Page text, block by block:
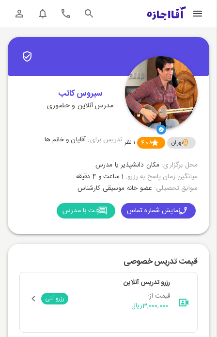
سیروس کاتب
مدرس آنلاین و حضوری
تهران 4.08
1 نظر تدریس برای: آقایان و خانم ها
محل برگزاری: مکان دانشپذیر یا مدرس
میانگین زمان پاسخ به رزرو: 1 ساعت و 4 دقیقه
سوابق تحصیلی: عضو خانه موسیقی کارشناس
نمایش شماره تماس چت با مدرس
قیمت تدریس خصوصی
رزرو تدریس آنلاین
قیمت از:
3,000,000ریال
رزرو آنی